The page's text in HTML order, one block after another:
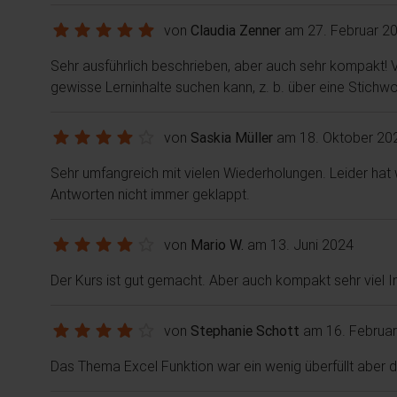
von Claudia Zenner am 27. Februar
Sehr ausführlich beschrieben, aber auch sehr
gewisse Lerninhalte suchen kann, z. b. über eine
von Saskia Müller am 18. Oktober
Sehr umfangreich mit vielen Wiederholungen. Leider
Antworten nicht immer geklappt.
von Mario W. am 13. Juni 2024
Der Kurs ist gut gemacht. Aber auch kompakt sehr viel
von Stephanie Schott am 16.
Das Thema Excel Funktion war ein wenig überfüllt aber